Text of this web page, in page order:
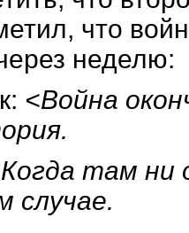
что
неделю:
<Война
Когда там ни
случае.